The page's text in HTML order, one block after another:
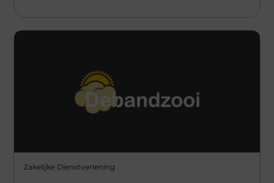
Zakelijke Dienstverlening